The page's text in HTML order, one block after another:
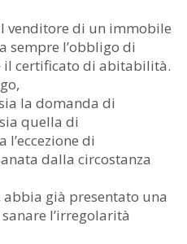
venditore di un immobile
sempre l’obbligo di
il certificato di abitabilità.
la domanda di
quella di
di
dalla circostanza
già presentato una
l’irregolarità